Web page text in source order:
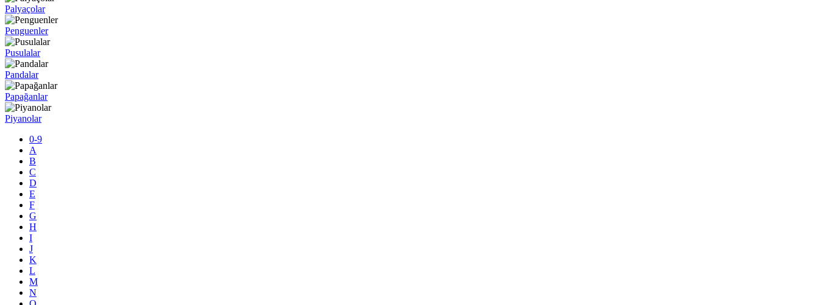
Palyaçolar
Penguenler
Pusulalar
Pandalar
Papağanlar
Piyanolar
0-9
A
B
C
D
E
F
G
H
I
J
K
L
M
N